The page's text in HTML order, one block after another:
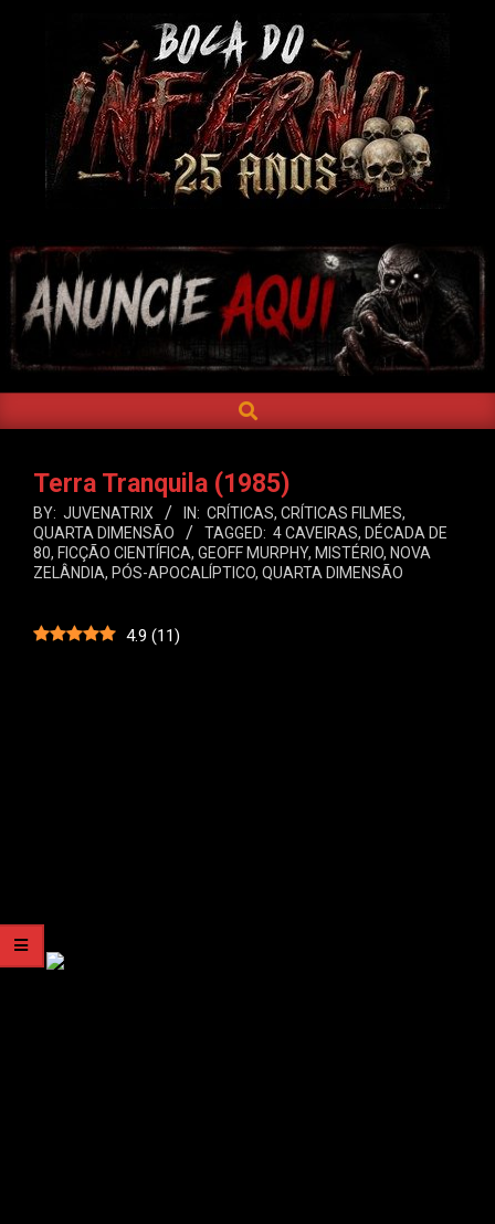
DO
INFERNO
Navigation
SEARCH
Terra Tranquila (1985)
BY: JUVENATRIX IN: CRÍTICAS, CRÍTICAS FILMES,
QUARTA DIMENSÃO
TAGGED: 4 CAVEIRAS, DÉCADA DE
80, FICÇÃO CIENTÍFICA, GEOFF MURPHY, MISTÉRIO, NOVA
ZELÂNDIA, PÓS-APOCALÍPTICO, QUARTA DIMENSÃO
4.9 (11)